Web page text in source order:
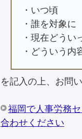
・いつ頃
・誰を対象に
・現在どうい
・どういう内
を記入の上、お問
福岡で人事労務
合わせください